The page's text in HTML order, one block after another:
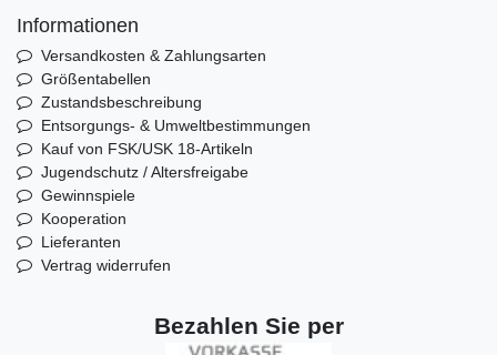
Informationen
Versandkosten & Zahlungsarten
Größentabellen
Zustandsbeschreibung
Entsorgungs- & Umweltbestimmungen
Kauf von FSK/USK 18-Artikeln
Jugendschutz / Altersfreigabe
Gewinnspiele
Kooperation
Lieferanten
Vertrag widerrufen
Bezahlen Sie per